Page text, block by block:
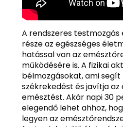
A rendszeres
része az egészséges
hatással van az
működésére is. A fizikai
bélmozgásokat, ami segít
székrekedést és javítja az
emésztést. Akár napi 30
elegendő lehet ahhoz,
legyen az